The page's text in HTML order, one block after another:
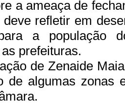
a ameaça de
refletir em
a população
prefeituras.
de Zenaide
de algumas zonas